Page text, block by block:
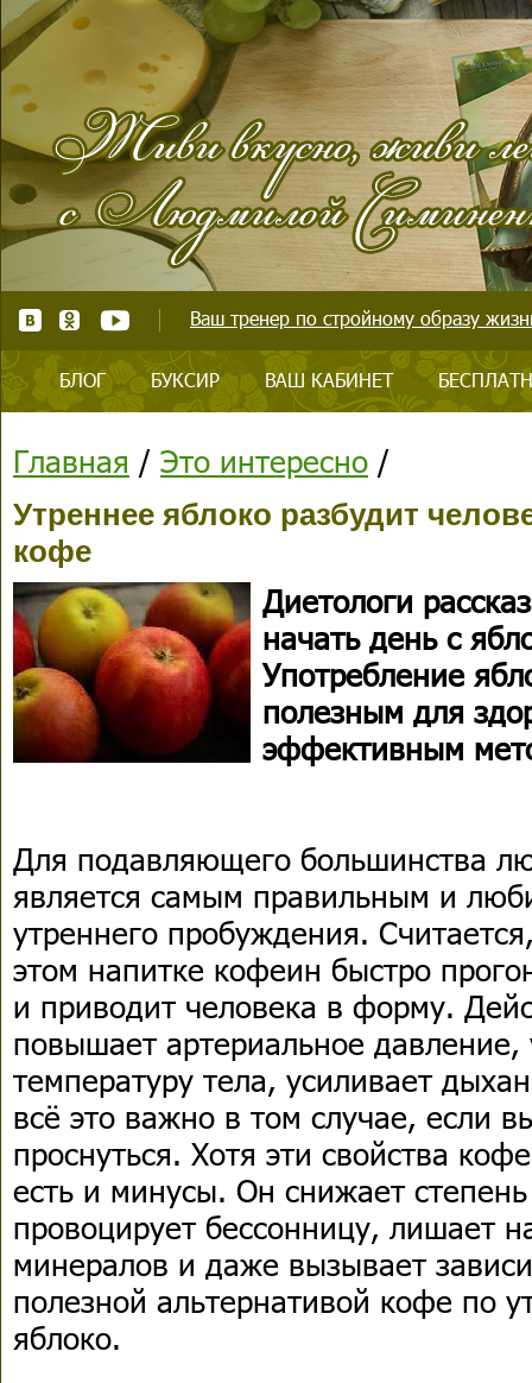
Ваш тренер по стройному образу
БЛОГ БУКСИР ВАШ КАБИНЕТ
Главная / Это интересно /
Утреннее яблоко разбудит
кофе
Диетологи
начать день с
Употребление
полезным для
эффективным
Для подавляющего большинства
является самым правильным и
утреннего пробуждения.
этом напитке кофеин быстро
и приводит человека в форму.
повышает артериальное давление,
температуру тела, усиливает
всё это важно в том случае, если
проснуться. Хотя эти свойства
есть и минусы. Он снижает
провоцирует бессонницу, лишает
минералов и даже вызывает
полезной альтернативой кофе по
яблоко.